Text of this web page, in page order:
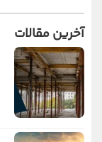
آخرین مقالات